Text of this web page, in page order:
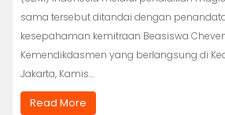
sama tersebut ditandai dengan
kesepahaman kemitraan Beasiswa
Kemendikdasmen yang berlangsung di
Jakarta, Kamis…
Read More